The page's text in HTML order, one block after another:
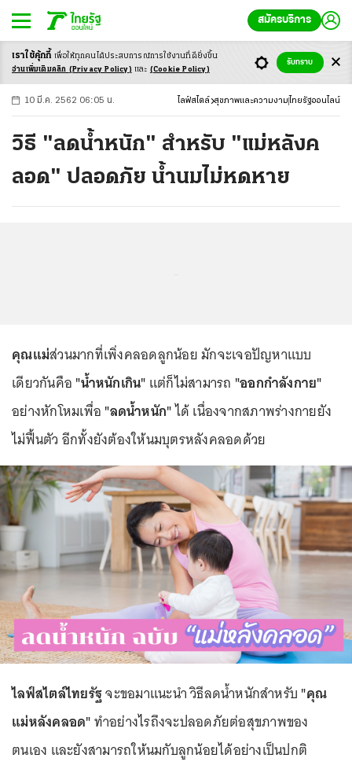
สมัครบริการ
-ก ก ก+
10 มี.ค. 2562 06:05 น. ไลฟ์สไตล์ สุขภาพและความงาม ไทยรัฐออนไลน์
วิธี "ลดน้ำหนัก" สำหรับ "แม่หลังค
ลอด" ปลอดภัย น้ำนมไม่หดหาย
คุณแม่ส่วนมากที่เพิ่งคลอดลูกน้อย มักจะเจอปัญหาแบบ
เดียวกันคือ "น้ำหนักเกิน" แต่ก็ไม่สามารถ "ออกกำลังกาย"
อย่างหักโหมเพื่อ "ลดน้ำหนัก"ได้ เนื่องจากสภาพร่างกายยัง
ไม่ฟื้นตัว อีกทั้งยังต้องให้นมบุตรหลังคลอดด้วย
ไลฟ์สไตล์ไทยรัฐจะขอมาแนะนำ วิธีลดน้ำหนักสำหรับ "คุณ
แม่หลังคลอด"ทำอย่างไรถึงจะปลอดภัยต่อสุขภาพของ
ตนเอง และยังสามารถให้นมกับลูกน้อยได้อย่างเป็นปกติ
เราใช้คุ้กกี้ เพื่อให้ทุกคนได้ประสบการณ์การใช้งานที่ดียิ่งขึ้น
อ่านเพิ่มเติมคลิก (Privacy Policy) และ (Cookie Policy)
รับทราบ